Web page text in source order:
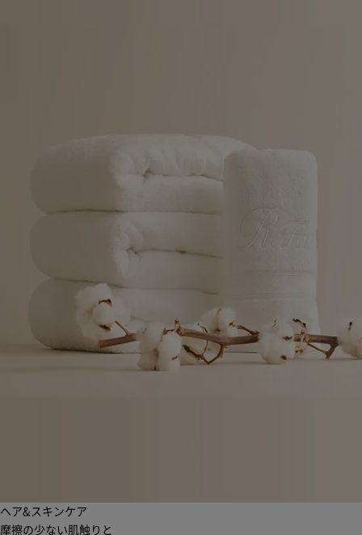
ヘア&スキンケア
摩擦の少ない肌触りと